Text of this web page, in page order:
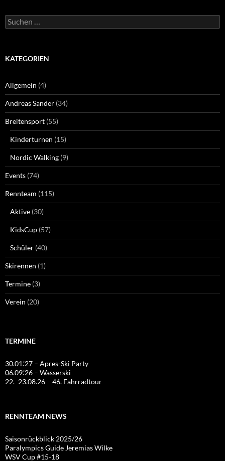
Suchen
nach:
KATEGORIEN
Allgemein (4)
Andreas Sander (34)
Breitensport (55)
Kinderturnen (15)
Nordic Walking (9)
Events (74)
Rennteam (115)
Aktive (30)
KidsCup (57)
Schüler (40)
Skirennen (1)
Termine (3)
Verein (20)
TERMINE
30.01.’27 – Apres-Ski Party
06.09.’26 – Wasserski
22.–23.08.26 – 46. Fahrradtour
RENNTEAM NEWS
Saisonrückblick 2025/26
Paralympics Guide Jeremias Wilke
WSV Cup #15-18